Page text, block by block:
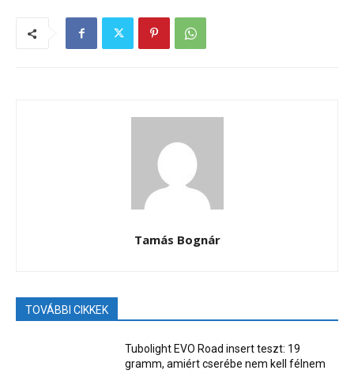
Tamás Bognár
TOVÁBBI CIKKEK
Tubolight EVO Road insert teszt: 19
gramm, amiért cserébe nem kell félnem